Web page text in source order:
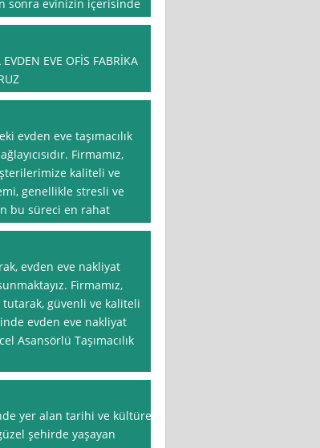
sonra evinizin içerisinde
EVE OFİS FABRİKA
evden eve taşımacılık
Firmamız,
kaliteli ve
genellikle stresli ve
bu süreci en rahat
evden eve nakliyat
Firmamız,
güvenli ve kaliteli
evden eve nakliyat
Asansörlü Taşımacılık
yer alan tarihi ve kültürel
şehirde yaşayan